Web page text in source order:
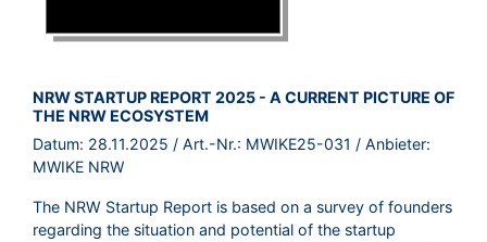
BROSCHÜRE:
NRW STARTUP REPORT 2025 - A CURRENT PICTURE OF
THE NRW ECOSYSTEM
Datum: 28.11.2025 / Art.-Nr.: MWIKE25-031 / Anbieter:
MWIKE NRW
The NRW Startup Report is based on a survey of founders
regarding the situation and potential of the startup